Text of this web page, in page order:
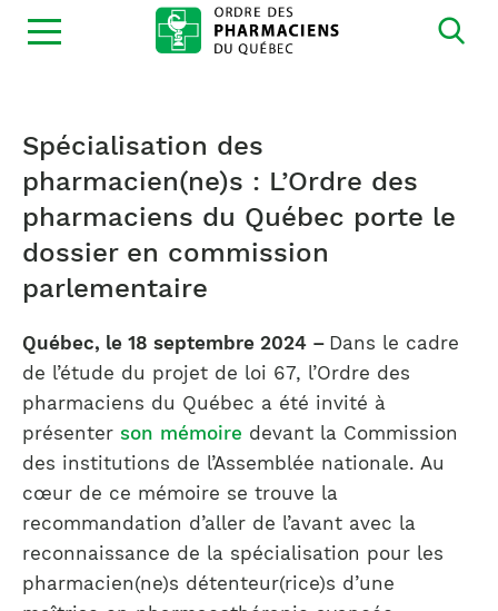
Ouvrir
la
Spécialisation des
pharmacien(ne)s : L’Ordre des
pharmaciens du Québec porte le
dossier en commission
parlementaire
Québec, le 18 septembre 2024 – Dans le cadre
de l’étude du projet de loi 67, l’Ordre des
pharmaciens du Québec a été invité à
présenter son mémoire devant la Commission
des institutions de l’Assemblée nationale. Au
cœur de ce mémoire se trouve la
recommandation d’aller de l’avant avec la
reconnaissance de la spécialisation pour les
pharmacien(ne)s détenteur(rice)s d’une